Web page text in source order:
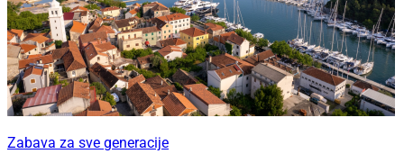
Zabava za sve generacije